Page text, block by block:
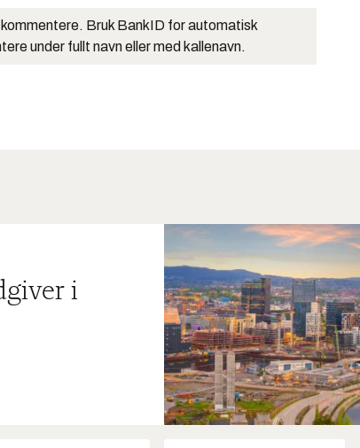
Bruk BankID for automatisk
under fullt navn eller med kallenavn.
i